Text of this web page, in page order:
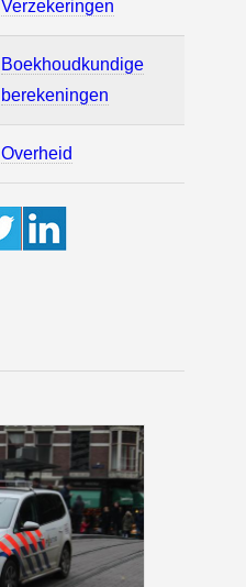
Verzekeringen
Boekhoudkundige
berekeningen
Overheid